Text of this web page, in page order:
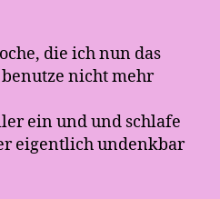
die ich nun das
nicht mehr
ein und und schlafe
eigentlich undenkbar